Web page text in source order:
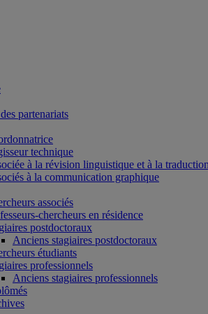
partenariats
technique
à la révision linguistique et à la
à la communication graphique
associés
chercheurs en résidence
postdoctoraux
Anciens stagiaires postdoctoraux
étudiants
professionnels
Anciens stagiaires professionnels